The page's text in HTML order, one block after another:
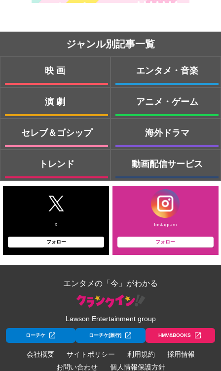
ジャンル別記事一覧
映画
演劇
セレブ＆ゴシップ
トレンド
エンタメ・音楽
アニメ・ゲーム
海外ドラマ
動画配信サービス
X
フォロー
Instagram
フォロー
エンタメの「今」がわかる
Lawson Entertainment group
ローチケ ローチケ[旅行] HMV&BOOKS
会社概要 サイトポリシー 利用規約
採用情報
お問い合わせ
個人情報保護方針